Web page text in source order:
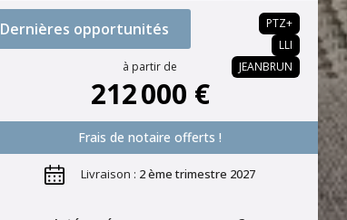
PTZ+
LLI
JEANBRUN
Dernières opportunités
à partir de
212 000 €
Frais de notaire offerts !
Livraison : 2 ème trimestre 2027